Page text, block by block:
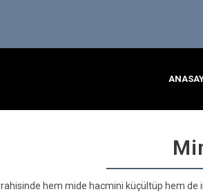
hem mide hacmini küçültüp hem de